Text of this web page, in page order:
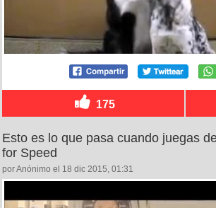
175
Esto es lo que pasa cuando juegas
for Speed
por Anónimo el 18 dic 2015, 01:31